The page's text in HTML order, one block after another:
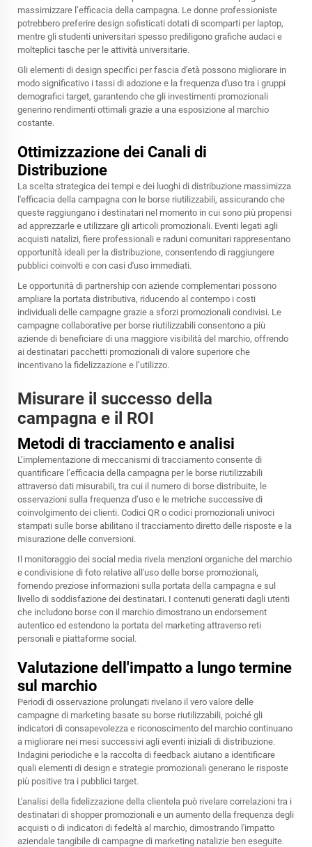
massimizzare l’efficacia della campagna. Le donne professioniste
potrebbero preferire design sofisticati dotati di scomparti per laptop,
mentre gli studenti universitari spesso prediligono grafiche audaci e
molteplici tasche per le attività universitarie.
Gli elementi di design specifici per fascia d'età possono migliorare in
modo significativo i tassi di adozione e la frequenza d'uso tra i gruppi
demografici target, garantendo che gli investimenti promozionali
generino rendimenti ottimali grazie a una esposizione al marchio
costante.
Ottimizzazione dei Canali di
Distribuzione
La scelta strategica dei tempi e dei luoghi di distribuzione massimizza
l'efficacia della campagna con le borse riutilizzabili, assicurando che
queste raggiungano i destinatari nel momento in cui sono più propensi
ad apprezzarle e utilizzare gli articoli promozionali. Eventi legati agli
acquisti natalizi, fiere professionali e raduni comunitari rappresentano
opportunità ideali per la distribuzione, consentendo di raggiungere
pubblici coinvolti e con casi d'uso immediati.
Le opportunità di partnership con aziende complementari possono
ampliare la portata distributiva, riducendo al contempo i costi
individuali delle campagne grazie a sforzi promozionali condivisi. Le
campagne collaborative per borse riutilizzabili consentono a più
aziende di beneficiare di una maggiore visibilità del marchio, offrendo
ai destinatari pacchetti promozionali di valore superiore che
incentivano la fidelizzazione e l’utilizzo.
Misurare il successo della
campagna e il ROI
Metodi di tracciamento e analisi
L’implementazione di meccanismi di tracciamento consente di
quantificare l’efficacia della campagna per le borse riutilizzabili
attraverso dati misurabili, tra cui il numero di borse distribuite, le
osservazioni sulla frequenza d’uso e le metriche successive di
coinvolgimento dei clienti. Codici QR o codici promozionali univoci
stampati sulle borse abilitano il tracciamento diretto delle risposte e la
misurazione delle conversioni.
Il monitoraggio dei social media rivela menzioni organiche del marchio
e condivisione di foto relative all'uso delle borse promozionali,
fornendo preziose informazioni sulla portata della campagna e sul
livello di soddisfazione dei destinatari. I contenuti generati dagli utenti
che includono borse con il marchio dimostrano un endorsement
autentico ed estendono la portata del marketing attraverso reti
personali e piattaforme social.
Valutazione dell'impatto a lungo termine
sul marchio
Periodi di osservazione prolungati rivelano il vero valore delle
campagne di marketing basate su borse riutilizzabili, poiché gli
indicatori di consapevolezza e riconoscimento del marchio continuano
a migliorare nei mesi successivi agli eventi iniziali di distribuzione.
Indagini periodiche e la raccolta di feedback aiutano a identificare
quali elementi di design e strategie promozionali generano le risposte
più positive tra i pubblici target.
L'analisi della fidelizzazione della clientela può rivelare correlazioni tra i
destinatari di shopper promozionali e un aumento della frequenza degli
acquisti o di indicatori di fedeltà al marchio, dimostrando l'impatto
aziendale tangibile di campagne di marketing natalizie ben eseguite.